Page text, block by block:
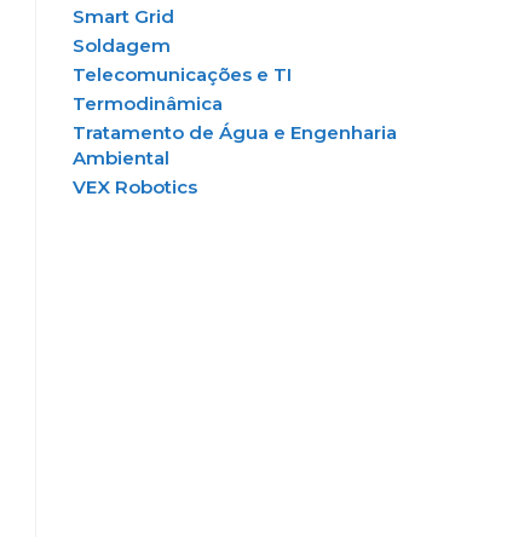
Smart Grid
Soldagem
Telecomunicações e TI
Termodinâmica
Tratamento de Água e Engenharia
Ambiental
VEX Robotics